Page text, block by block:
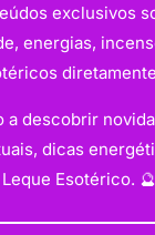
exclusivos
energias,
a descobrir
dicas
Esotérico.